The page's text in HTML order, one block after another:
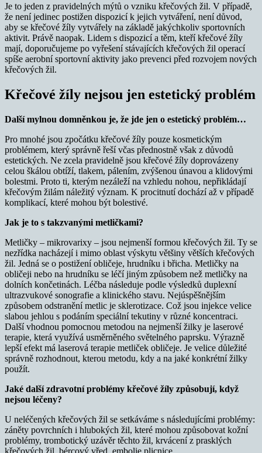
Je to jeden z pravidelných mýtů o vzniku křečových žil. V případě,
že není jedinec postižen dispozicí k jejich vytváření, není důvod,
aby se křečové žíly vytvářely na základě jakýchkoliv sportovních
aktivit. Právě naopak. Lidem s dispozicí a těm, kteří křečové žíly
mají, doporučujeme po vyřešení stávajících křečových žil operací
spíše aerobní sportovní aktivity jako prevenci před rozvojem nových
křečových žil.
Křečové žíly nejsou jen estetický problém
Další mylnou domněnkou je, že jde jen o estetický problém…
Pro mnohé jsou zpočátku křečové žíly pouze kosmetickým
problémem, který správně řeší včas přednostně však z důvodů
estetických. Ne zcela pravidelně jsou křečové žíly doprovázeny
celou škálou obtíží, tlakem, pálením, zvýšenou únavou a klidovými
bolestmi. Proto ti, kterým nezáleží na vzhledu nohou, nepřikládají
křečovým žilám náležitý význam. K procitnutí dochází až v případě
komplikací, které mohou být bolestivé.
Jak je to s takzvanými metličkami?
Metličky – mikrovarixy – jsou nejmenší formou křečových žil. Ty se
nezřídka nacházejí i mimo oblast výskytu většiny větších křečových
žil. Jedná se o postižení obličeje, hrudníku i břicha. Metličky na
obličeji nebo na hrudníku se léčí jiným způsobem než metličky na
dolních končetinách. Léčba následuje podle výsledků duplexní
ultrazvukové sonografie a klinického stavu. Nejúspěšnějším
způsobem odstranění metlic je sklerotizace. Což jsou injekce velice
slabou jehlou s podáním speciální tekutiny v různé koncentraci.
Další vhodnou pomocnou metodou na nejmenší žilky je laserové
terapie, která využívá usměrněného světelného paprsku. Výrazně
lepší efekt má laserová terapie metliček obličeje. Je velice důležité
správně rozhodnout, kterou metodu, kdy a na jaké konkrétní žilky
použít.
Jaké další zdravotní problémy křečové žíly způsobují, když
nejsou léčeny?
U neléčených křečových žil se setkáváme s následujícími problémy:
záněty povrchních i hlubokých žil, které mohou způsobovat kožní
problémy, trombotický uzávěr těchto žil, krvácení z prasklých
křečových žil, bércový vřed, embolie plicnice.